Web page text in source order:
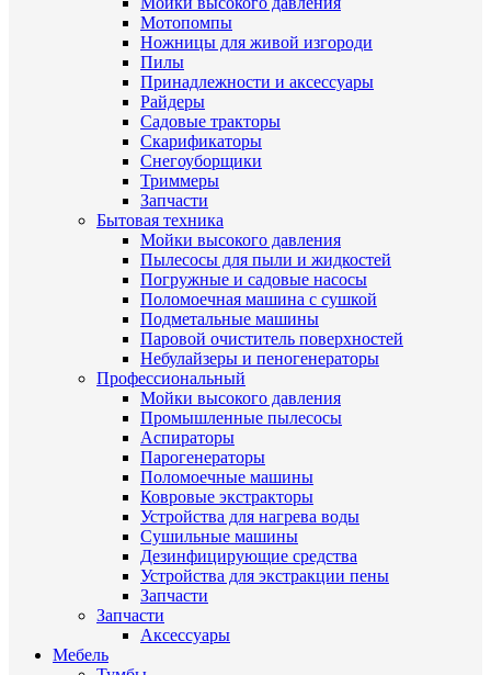
Мотопомпы
Ножницы для живой изгороди
Пилы
Принадлежности и аксессуары
Райдеры
Садовые тракторы
Скарификаторы
Снегоуборщики
Триммеры
Запчасти
Бытовая техника
Мойки высокого давления
Пылесосы для пыли и жидкостей
Погружные и садовые насосы
Поломоечная машина с сушкой
Подметальные машины
Паровой очиститель поверхностей
Небулайзеры и пеногенераторы
Профессиональный
Мойки высокого давления
Промышленные пылесосы
Аспираторы
Парогенераторы
Поломоечные машины
Ковровые экстракторы
Устройства для нагрева воды
Сушильные машины
Дезинфицирующие средства
Устройства для экстракции пены
Запчасти
Запчасти
Аксессуары
Мебель